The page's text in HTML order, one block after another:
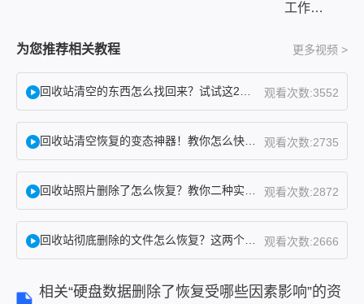
工作和
中，误
并清空
回收站
电脑用
户都会
遇到的
棘手问
你发现
件被永
为您推荐相关教程 更多视频 >
观看次数:3552
观看次数:2735
观看次数:2872
观看次数:2666
相关“硬盘数据删除了恢复受哪些因素影响”的资